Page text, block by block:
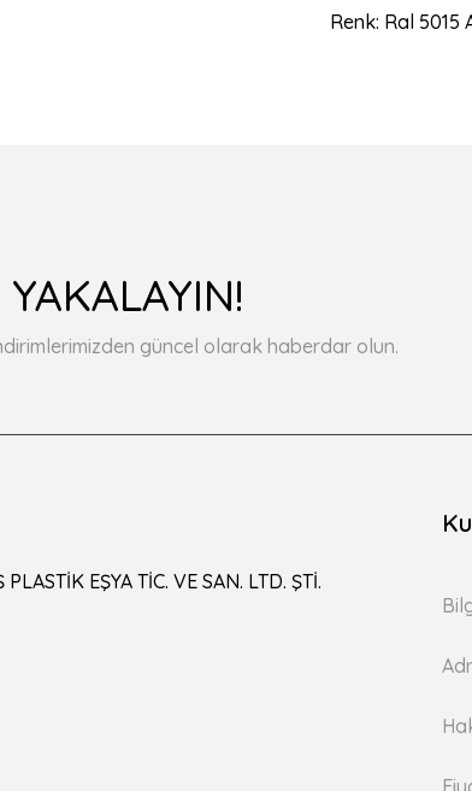
Renk: Ral 5015
güncel olarak haberdar olun.
EŞYA TİC. VE SAN. LTD. ŞTİ.